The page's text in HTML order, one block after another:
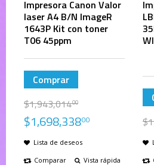
Impresora Canon Valor
laser A4 B/N ImageR
1643P Kit con toner
T06 45ppm
Comprar
$1,943,01400
$1,698,33800
Lista de deseos
Comparar
Vista rápida
$